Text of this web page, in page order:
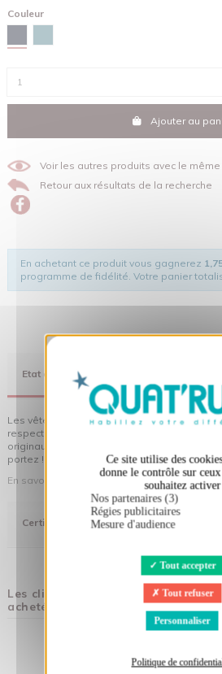
Ce site utilise des
donne le contrôle sur
souhaitez activer
Nos partenaires (3)
Régies publicitaires
Mesure d'audience
Tout accepter
Tout refuser
Personnaliser
Politique de
Couleur
Ajouter au
Voir les autres produits avec le même
Retour aux résultats de la recherche
En achetant ce produit vous gagnerez
programme de fidélité. Votre panier
Etat d'Esprit
Les vêtements Quat'rues sont en coton
respect de l'homme et de son
originaux qui donnent encore plus de sens
portez !
En savoir plus sur notre démarche
Certifications
Les clients qui ont acheté ce
acheté :